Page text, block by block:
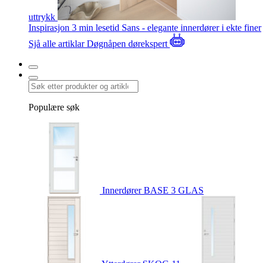
uttrykk
Inspirasjon 3 min lesetid Sans - elegante innerdører i ekte finer
Sjå alle artiklarDøgnåpen dørekspert
Populære søk
InnerdørerBASE 3 GLAS